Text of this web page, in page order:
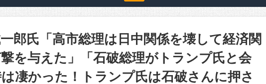
郎氏「高市総理は日中関係を壊して経済関
を与えた」「石破総理がトランプ氏と会
凄かった！トランプ氏は石破さんに押さ